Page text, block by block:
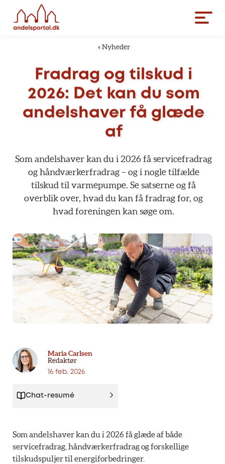
« Nyheder
Fradrag og tilskud i
2026: Det kan du som
andelshaver få glæde
af
Som andelshaver kan du i 2026 få servicefradrag
og håndværkerfradrag – og i nogle tilfælde
tilskud til varmepumpe. Se satserne og få
overblik over, hvad du kan få fradrag for, og
hvad foreningen kan søge om.
Maria Carlsen
Redaktør
16 feb. 2026
Chat-resumé
Som andelshaver kan du i 2026 få glæde af både
servicefradrag, håndværkerfradrag og forskellige
tilskudspuljer til energiforbedringer.